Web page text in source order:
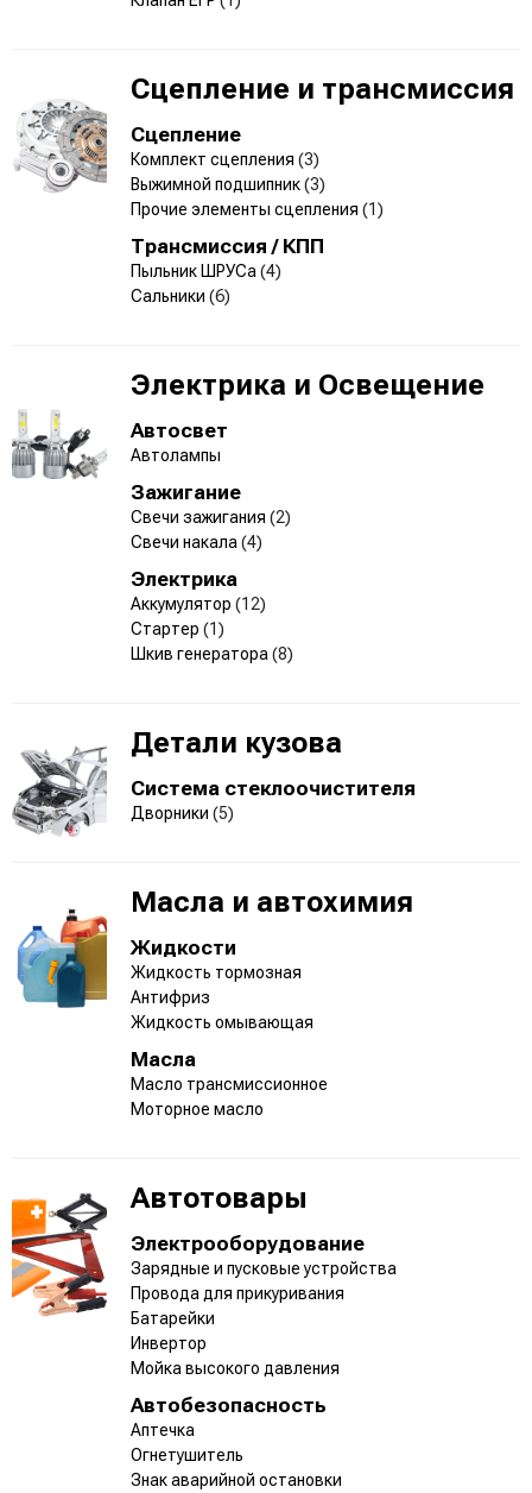
Сцепление и трансмиссия
Сцепление
Комплект сцепления (3)
Выжимной подшипник(3)
Прочие элементы сцепления (1)
Трансмиссия / КПП
Пыльник ШРУСа (4)
Сальники (6)
Электрика и Освещение
Автосвет
Автолампы
Зажигание
Свечи зажигания (2)
Свечи накала (4)
Электрика
Аккумулятор (12)
Стартер (1)
Шкив генератора (8)
Детали кузова
Система стеклоочистителя
Дворники (5)
Масла и автохимия
Жидкости
Жидкость тормозная
Антифриз
Жидкость омывающая
Масла
Масло трансмиссионное
Моторное масло
Автотовары
Электрооборудование
Зарядные и пусковые устройства
Провода для прикуривания
Батарейки
Инвертор
Мойка высокого давления
Автобезопасность
Аптечка
Огнетушитель
Знак аварийной остановки